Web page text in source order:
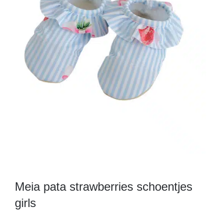
Meia pata strawberries schoentjes
girls